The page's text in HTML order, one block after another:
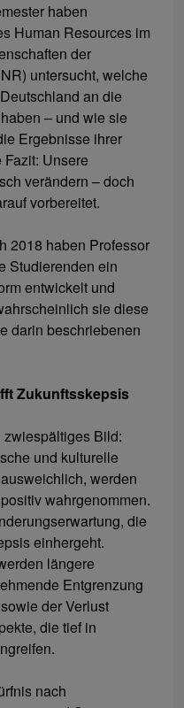
haben
Human Resources im
der
untersucht, welche
an die
– und wie sie
Ergebnisse ihrer
Unsere
verändern – doch
vorbereitet.
2018 haben Professor
Studierenden ein
entwickelt und
sie diese
darin beschriebenen
Zukunftsskepsis
Bild:
und kulturelle
werden
wahrgenommen.
die
einhergeht.
längere
Entgrenzung
der Verlust
die tief in
nach